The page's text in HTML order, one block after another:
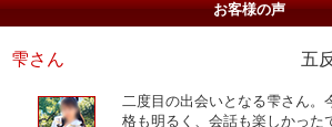
お客様の声
雫さん 五
二度目の出会いとなる雫さん。
格も明るく、会話も楽しかった